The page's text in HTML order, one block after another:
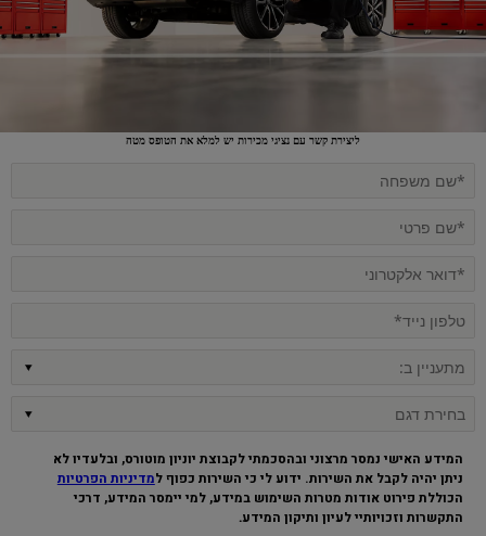
ליצירת קשר עם נציגי מכירות יש למלא את הטופס מטה
המידע האישי נמסר מרצוני ובהסכמתי לקבוצת יוניון מוטורס, ובלעדיו לא
ניתן יהיה לקבל את השירות. ידוע לי כי השירות כפוף למדיניות הפרטיות
הכוללת פירוט אודות מטרות השימוש במידע, למי יימסר המידע, דרכי
התקשרות וזכויותיי לעיון ותיקון המידע.